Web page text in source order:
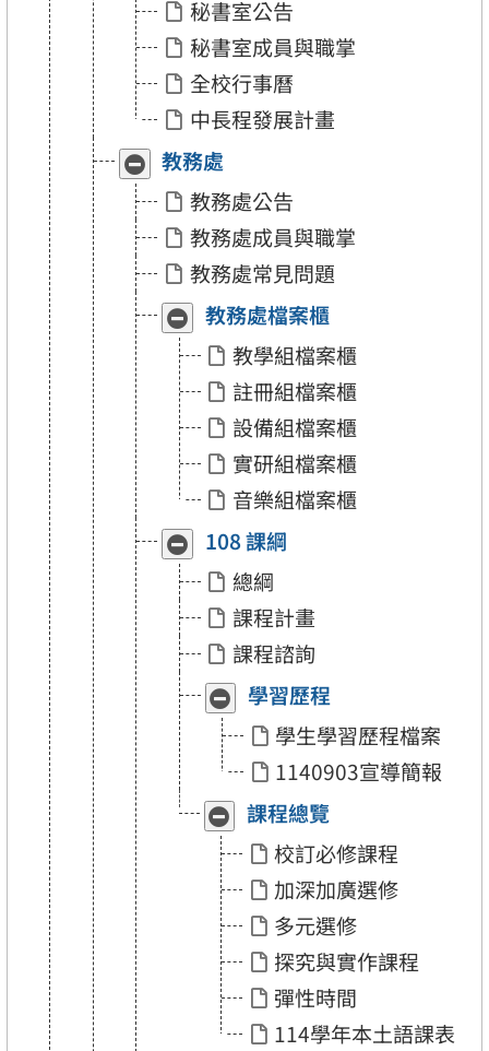
「秘
室」
「秘
室」
秘書室公告
秘書室成員與職掌
全校行事曆
中長程發展計畫
收
合
「教
處」
展
開
「教
處」
教務處
教務處公告
教務處成員與職掌
教務處常見問題
收
合
「教
處
檔
櫃」
展
開
「教
處
檔
櫃」
教務處檔案櫃
教學組檔案櫃
註冊組檔案櫃
設備組檔案櫃
實研組檔案櫃
音樂組檔案櫃
收
合
「108
綱」
展
開
「108
綱」
108 課綱
總綱
課程計畫
課程諮詢
收
合
「學
歷
程」
展
開
「學
歷
程」
學習歷程
學生學習歷程檔案
1140903宣導簡報
收
合
「課
總
覽」
展
開
「課
總
覽」
課程總覽
校訂必修課程
加深加廣選修
多元選修
探究與實作課程
彈性時間
114學年本土語課表